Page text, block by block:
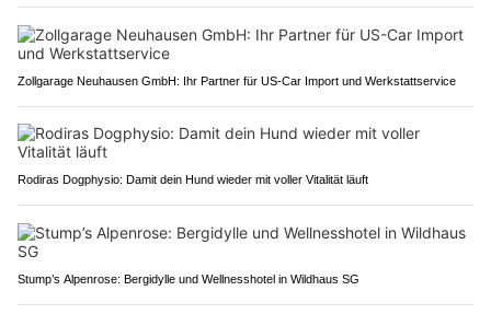
Zollgarage Neuhausen GmbH: Ihr Partner für US-Car Import und Werkstattservice
Rodiras Dogphysio: Damit dein Hund wieder mit voller Vitalität läuft
Stump’s Alpenrose: Bergidylle und Wellnesshotel in Wildhaus SG